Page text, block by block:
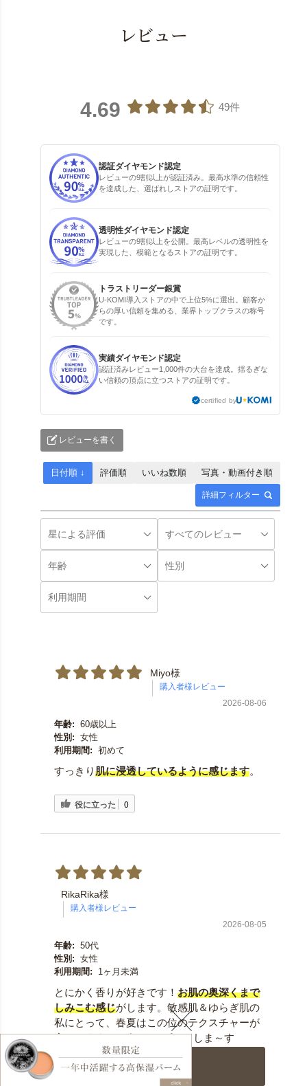
カートに入れる
レビュー
4.69 49件
認証ダイヤモンド認定
レビューの9割以上が認証済み。最高水準の信頼性
を達成した、選ばれしストアの証明です。
透明性ダイヤモンド認定
レビューの9割以上を公開。最高レベルの透明性を
実現した、模範となるストアの証明です。
トラストリーダー銀賞
U-KOMI導入ストアの中で上位5%に選出。顧客か
らの厚い信頼を集める、業界トップクラスの称号
です。
実績ダイヤモンド認定
認証済みレビュー1,000件の大台を達成。揺るぎな
い信頼の頂点に立つストアの証明です。
certified by
レビューを書く
詳細フィルター
日付順 ↓ 評価順 いいね数順 写真・動画付き順
Miyo様
2026-08-06
年齢: 60歳以上
性別: 女性
利用期間: 初めて
すっきり肌に浸透しているように感じます。
役に立った 0
RikaRika様
2026-08-05
年齢: 50代
性別: 女性
利用期間:
1ヶ月未満
とにかく香りが好きです！ お肌の奥深くまで
しみこむ感じがします。敏感肌＆ゆらぎ肌の
私にとって、春夏はこの位のテクスチャーが
合ってます♪しばらくリピートしま～す
役に立った 0